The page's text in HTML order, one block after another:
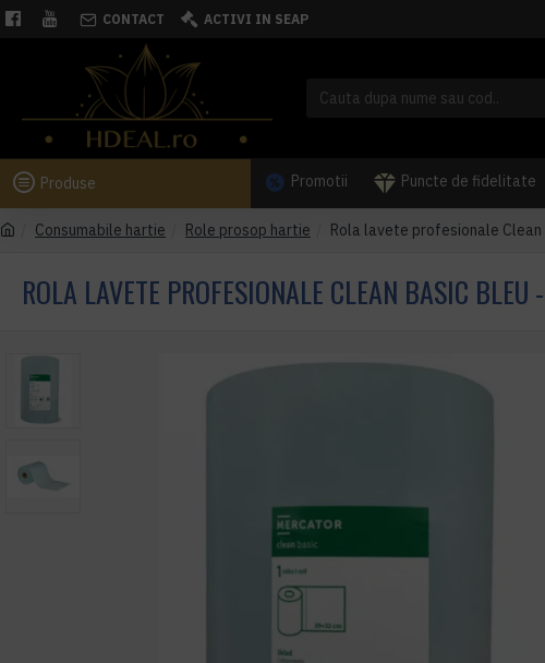
CONTACT ACTIVI IN SEAP
Produse Promotii Puncte de fidelitate
Consumabile hartie Role prosop hartie Rola lavete profesionale Clean
ROLA LAVETE PROFESIONALE CLEAN BASIC